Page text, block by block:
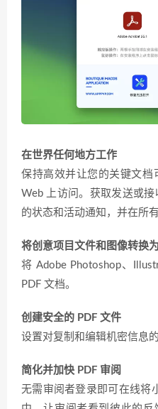
在世界任何地方工作
保持高效并让您的关键文档
Web 上访问。获取发送或
的状态和活动通知，并在所
将创意项目文件和图像转换
将 Adob​​e Photoshop、
PDF 文档。
创建安全的 PDF 文件
设置对复制和编辑机密信息的
简化并加快 PDF 审阅
无需审阅者登录即可在线将